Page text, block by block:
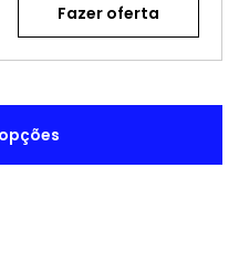
Fazer oferta